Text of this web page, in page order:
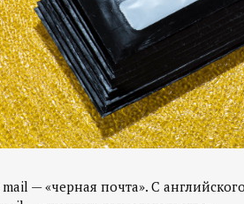
mail — «черная почта». С